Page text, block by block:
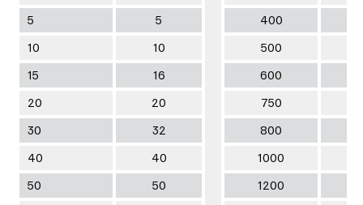
5
5 400
10
10 500
15
16 600
20
20 750
30
32 800
40
40 1000
50
50 1200